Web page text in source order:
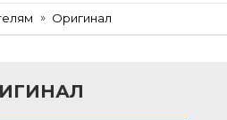
Оригинал